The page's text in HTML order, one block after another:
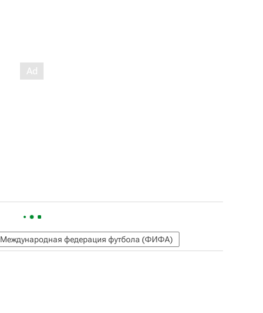
Международная федерация футбола (ФИФА)